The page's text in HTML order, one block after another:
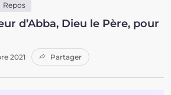
Repos
d’Abba, Dieu le Père, pour
2021 Partager